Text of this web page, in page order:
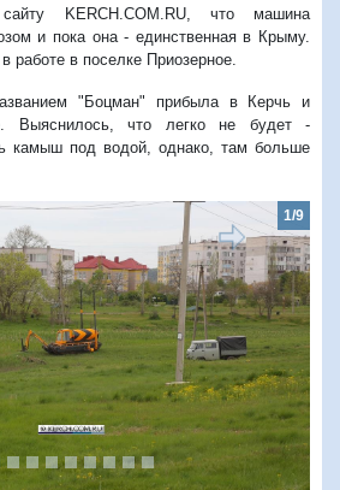
KERCH.COM.RU, что машина
и пока она - единственная в Крыму.
работе в поселке Приозерное.
"Боцман" прибыла в Керчь и
Выяснилось, что легко не будет -
камыш под водой, однако, там больше
1/9